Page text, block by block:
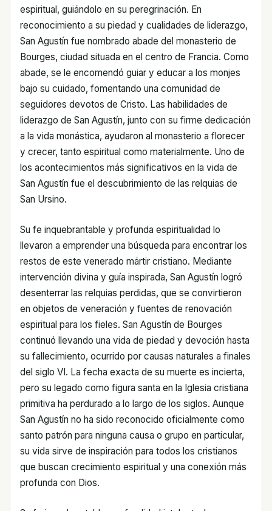
espiritual, guiándolo en su peregrinación. En
reconocimiento a su piedad y cualidades de liderazgo,
San Agustín fue nombrado abade del monasterio de
Bourges, ciudad situada en el centro de Francia. Como
abade, se le encomendó guiar y educar a los monjes
bajo su cuidado, fomentando una comunidad de
seguidores devotos de Cristo. Las habilidades de
liderazgo de San Agustín, junto con su firme dedicación
a la vida monástica, ayudaron al monasterio a florecer
y crecer, tanto espiritual como materialmente. Uno de
los acontecimientos más significativos en la vida de
San Agustín fue el descubrimiento de las relquias de
San Ursino.
Su fe inquebrantable y profunda espiritualidad lo
llevaron a emprender una búsqueda para encontrar los
restos de este venerado mártir cristiano. Mediante
intervención divina y guía inspirada, San Agustín logró
desenterrar las relquias perdidas, que se convirtieron
en objetos de veneración y fuentes de renovación
espiritual para los fieles. San Agustín de Bourges
continuó llevando una vida de piedad y devoción hasta
su fallecimiento, ocurrido por causas naturales a finales
del siglo VI. La fecha exacta de su muerte es incierta,
pero su legado como figura santa en la Iglesia cristiana
primitiva ha perdurado a lo largo de los siglos. Aunque
San Agustín no ha sido reconocido oficialmente como
santo patrón para ninguna causa o grupo en particular,
su vida sirve de inspiración para todos los cristianos
que buscan crecimiento espiritual y una conexión más
profunda con Dios.